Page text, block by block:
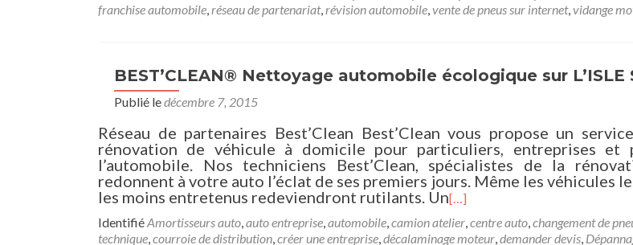
franchise automobile,réseau de partenariat,révision automobile,vente de pneus sur internet,vidange
BEST’CLEAN® Nettoyage automobile écologique sur L’ISLE
Publié ledécembre 7, 2015
Réseau de partenaires Best’Clean Best’Clean vous propose un
rénovation de véhicule à domicile pour particuliers, entreprises et
l’automobile. Nos techniciens Best’Clean, spécialistes de la
redonnent à votre auto l’éclat de ses premiers jours. Même les véhicules
les moins entretenus redeviendront rutilants. Un[…]
IdentifiéAmortisseurs auto,auto entreprise,automobile,camion atelier,centre auto,changement de
technique,courroie de distribution,créer une entreprise,décalaminage moteur,demander devis,